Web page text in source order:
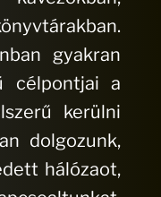
gyakran
célpontjai a
kerülni
dolgozunk,
hálózaot,